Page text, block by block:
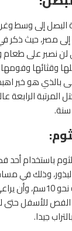
إلى وسط
مصر، حيث ذكر
نصبر على طعام
وقثائها
بالذي هو خير
المرتبة الرابعة
باستخدام أحد
وذلك في
بحيث يكون عمق
للأسفل حتى
جيدا.